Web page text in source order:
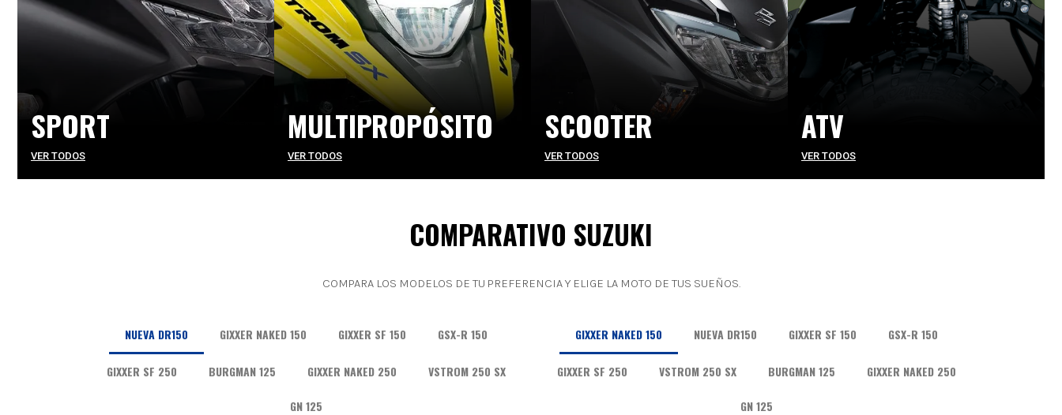
SPORT
VER TODOS
MULTIPROPÓSITO
VER TODOS
SCOOTER
VER TODOS
ATV
VER TODOS
COMPARATIVO SUZUKI
COMPARA LOS MODELOS DE TU PREFERENCIA Y ELIGE LA MOTO DE TUS SUEÑOS.
NUEVA DR150 GIXXER NAKED 150 GIXXER SF 150 GSX-R 150
GIXXER SF 250 BURGMAN 125 GIXXER NAKED 250 VSTROM 250 SX
GN 125
GIXXER NAKED 150 NUEVA DR150 GIXXER SF 150 GSX-R 150
GIXXER SF 250 VSTROM 250 SX BURGMAN 125 GIXXER NAKED 250
GN 125